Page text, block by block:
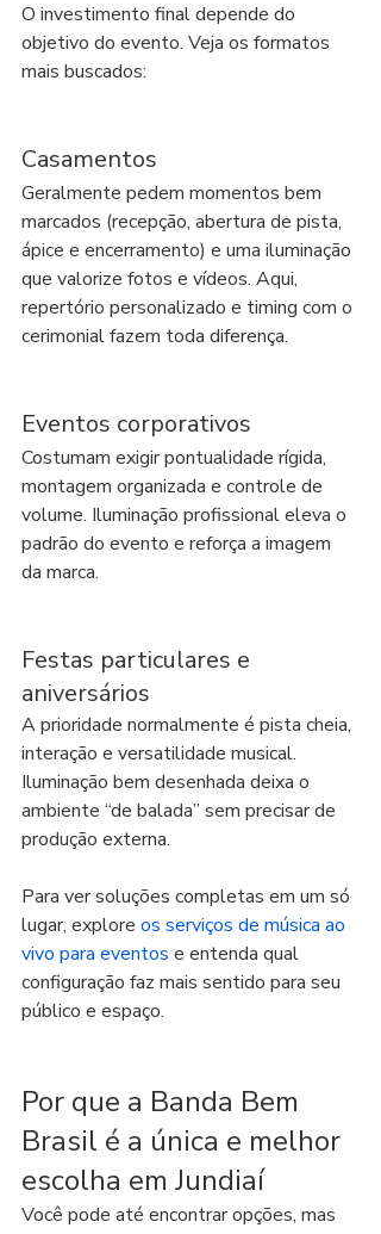
O investimento final depende do
objetivo do evento. Veja os formatos
mais buscados:
Casamentos
Geralmente pedem momentos bem
marcados (recepção, abertura de pista,
ápice e encerramento) e uma iluminação
que valorize fotos e vídeos. Aqui,
repertório personalizado e timing com o
cerimonial fazem toda diferença.
Eventos corporativos
Costumam exigir pontualidade rígida,
montagem organizada e controle de
volume. Iluminação profissional eleva o
padrão do evento e reforça a imagem
da marca.
Festas particulares e
aniversários
A prioridade normalmente é pista cheia,
interação e versatilidade musical.
Iluminação bem desenhada deixa o
ambiente “de balada” sem precisar de
produção externa.
Para ver soluções completas em um só
lugar, explore os serviços de música ao
vivo para eventos e entenda qual
configuração faz mais sentido para seu
público e espaço.
Por que a Banda Bem
Brasil é a única e melhor
escolha em Jundiaí
Você pode até encontrar opções, mas